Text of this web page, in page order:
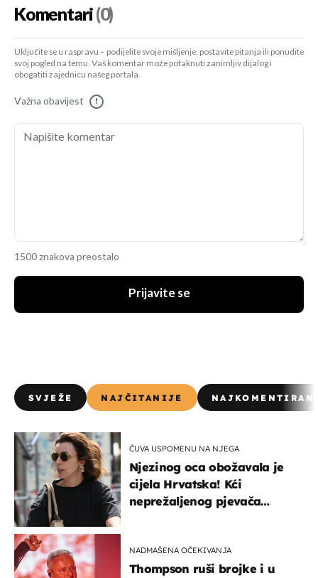
Komentari(0)
Uključite se u raspravu – podijelite svoje mišljenje, postavite pitanja ili ponudite
svoj pogled na temu. Vaš komentar može potaknuti zanimljiv dijalog i
obogatiti zajednicu našeg portala.
Važna obavijest !
1500 znakova preostalo
Prijavite se
SVJEŽE NAJČITANIJE
ČUVA USPOMENU NA NJEGA
Njezinog oca obožavala je
cijela Hrvatska! Kći
neprežaljenog pjevača
NADMAŠENA OČEKIVANJA
Thompson ruši brojke i u